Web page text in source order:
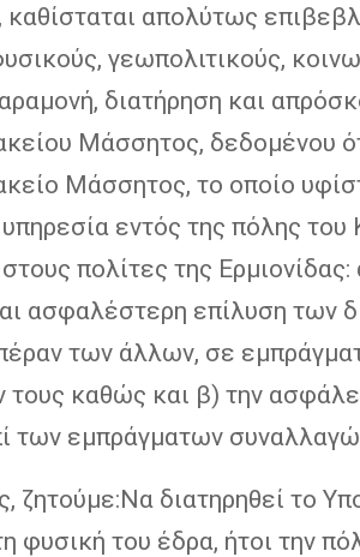
καθίσταται απολύτως
γεωπολιτικούς,
διατήρηση και
Μάσσητος, δεδομένου
Μάσσητος, το οποίο
εντός της πόλης του
πολίτες της
ασφαλέστερη επίλυση των
των άλλων, σε
τους καθώς και β) την
των εμπράγματων
ζητούμε:Να διατηρηθεί το
φυσική του έδρα, ήτοι την